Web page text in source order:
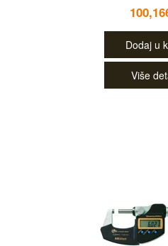
Dodaj u
Više